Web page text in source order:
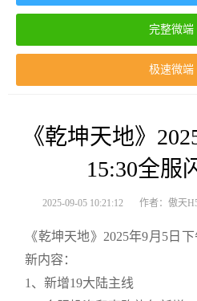
完整微端
极速微端
《乾坤天地》
15:30全服
2025-09-05 10:21:12 作者：傲天
《乾坤天地》2025年9月5日
新内容：
1、新增19大陆主线